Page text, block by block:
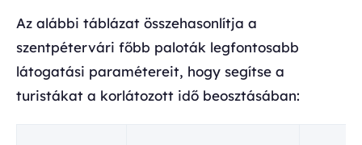
Az alábbi táblázat összehasonlítja a
szentpétervári főbb paloták legfontosabb
látogatási paramétereit, hogy segítse a
turistákat a korlátozott idő beosztásában: